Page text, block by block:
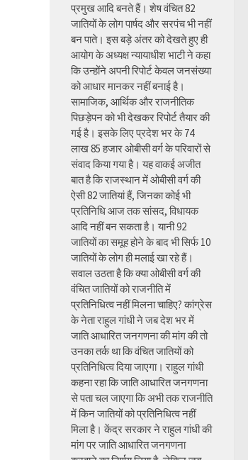
प्रमुख आदि बनते हैं। शेष वंचित 82
जातियों के लोग पार्षद और सरपंच भी नहीं
बन पाते। इस बड़े अंतर को देखते हुए ही
आयोग के अध्यक्ष न्यायाधीश भाटी ने कहा
कि उन्होंने अपनी रिपोर्ट केवल जनसंख्या
को आधार मानकर नहीं बनाई है।
सामाजिक, आर्थिक और राजनीतिक
पिछड़ेपन को भी देखकर रिपोर्ट तैयार की
गई है। इसके लिए प्रदेश भर के 74
लाख 85 हजार ओबीसी वर्ग के परिवारों से
संवाद किया गया है। यह वाकई अजीत
बात है कि राजस्थान में ओबीसी वर्ग की
ऐसी 82 जातियां हैं, जिनका कोई भी
प्रतिनिधि आज तक सांसद, विधायक
आदि नहीं बन सकता है। यानी 92
जातियों का समूह होने के बाद भी सिर्फ 10
जातियों के लोग ही मलाई खा रहे हैं।
सवाल उठता है कि क्या ओबीसी वर्ग की
वंचित जातियों को राजनीति में
प्रतिनिधित्व नहीं मिलना चाहिए? कांग्रेस
के नेता राहुल गांधी ने जब देश भर में
जाति आधारित जनगणना की मांग की तो
उनका तर्क था कि वंचित जातियों को
प्रतिनिधित्व दिया जाएगा। राहुल गांधी
कहना रहा कि जाति आधारित जनगणना
से पता चल जाएगा कि अभी तक राजनीति
में किन जातियों को प्रतिनिधित्व नहीं
मिला है। केंद्र सरकार ने राहुल गांधी की
मांग पर जाति आधारित जनगणना